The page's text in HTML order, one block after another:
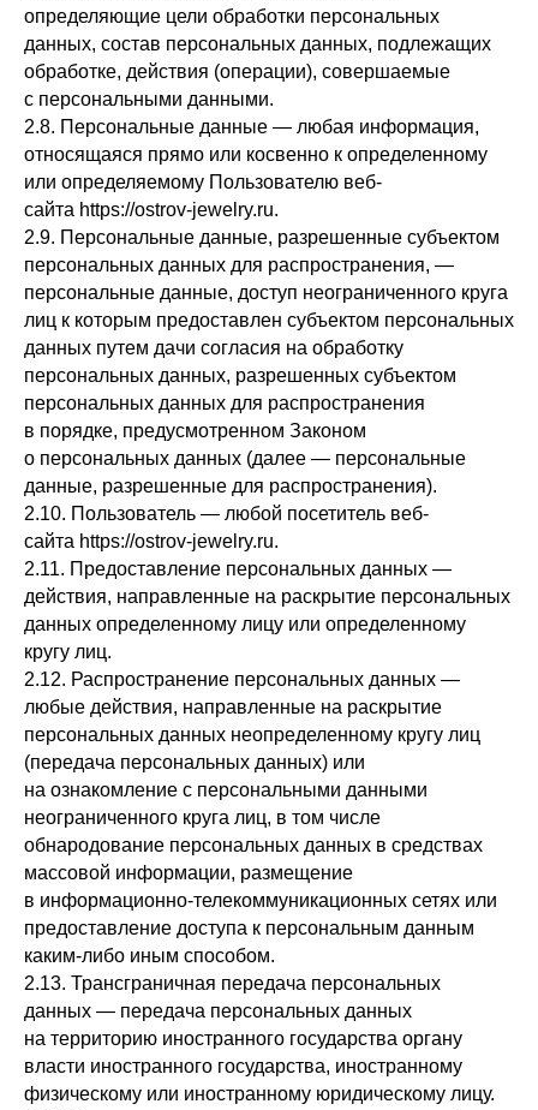
определяющие цели обработки персональных
данных, состав персональных данных, подлежащих
обработке, действия (операции), совершаемые
с персональными данными.
2.8. Персональные данные — любая информация,
относящаяся прямо или косвенно к определенному
или определяемому Пользователю веб-
сайта https://ostrov-jewelry.ru.
2.9. Персональные данные, разрешенные субъектом
персональных данных для распространения, —
персональные данные, доступ неограниченного круга
лиц к которым предоставлен субъектом персональных
данных путем дачи согласия на обработку
персональных данных, разрешенных субъектом
персональных данных для распространения
в порядке, предусмотренном Законом
о персональных данных (далее — персональные
данные, разрешенные для распространения).
2.10. Пользователь — любой посетитель веб-
сайта https://ostrov-jewelry.ru.
2.11. Предоставление персональных данных —
действия, направленные на раскрытие персональных
данных определенному лицу или определенному
кругу лиц.
2.12. Распространение персональных данных —
любые действия, направленные на раскрытие
персональных данных неопределенному кругу лиц
(передача персональных данных) или
на ознакомление с персональными данными
неограниченного круга лиц, в том числе
обнародование персональных данных в средствах
массовой информации, размещение
в информационно-телекоммуникационных сетях или
предоставление доступа к персональным данным
каким-либо иным способом.
2.13. Трансграничная передача персональных
данных — передача персональных данных
на территорию иностранного государства органу
власти иностранного государства, иностранному
физическому или иностранному юридическому лицу.